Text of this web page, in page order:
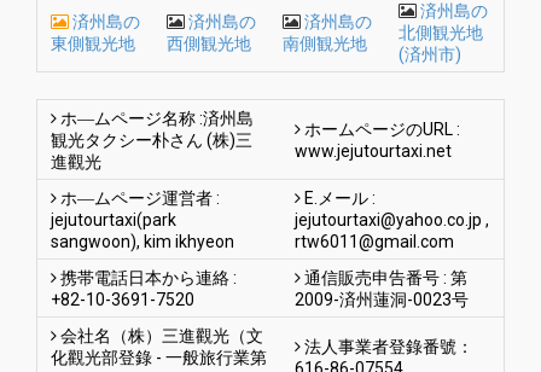
済州島の
東側観光地
済州島の
西側観光地
済州島の
南側観光地
済州島の
北側観光地
(済州市)
ホ―ムページ名称 :済州島
観光タクシー朴さん (株)三
進觀光
ホームページのURL :
www.jejutourtaxi.net
ホ―ムページ運営者 :
jejutourtaxi(park
sangwoon), kim ikhyeon
E.メール :
jejutourtaxi@yahoo.co.jp ,
rtw6011@gmail.com
携帯電話日本から連絡 :
+82-10-3691-7520
通信販売申告番号 : 第
2009-済州蓮洞-0023号
会社名（株）三進觀光（文
化觀光部登錄 - 一般旅行業第
法人事業者登錄番號：